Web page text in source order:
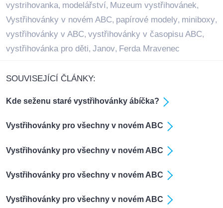
vystrihovanka, modelářství, Muzeum vystřihovánek,
Vystřihovánky v novém ABC, papírové modely, miniboxy,
vystřihovánky v ABC, vystřihovánky v časopisu ABC,
vystřihovánka pro děti, Janov, Ferda Mravenec
SOUVISEJÍCÍ ČLÁNKY:
Kde seženu staré vystřihovánky ábíčka?
Vystřihovánky pro všechny v novém ABC
Vystřihovánky pro všechny v novém ABC
Vystřihovánky pro všechny v novém ABC
Vystřihovánky pro všechny v novém ABC